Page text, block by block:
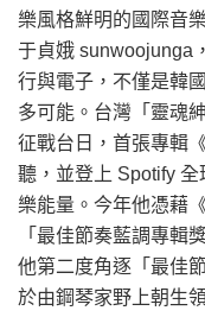
樂風格鮮明的國際音
于貞娥 sunwoojunga
行與電子，不僅是韓
多可能。台灣「靈魂
征戰台日，首張專輯
聽，並登上 Spotify
樂能量。今年他憑藉
「最佳節奏藍調專輯
他第二度角逐「最佳
於由鋼琴家野上朝生